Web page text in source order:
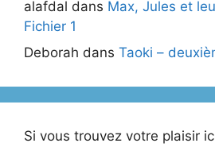
alafdal dans Max, Jules et
Fichier 1
Deborah dans Taoki –
Si vous trouvez votre plaisir